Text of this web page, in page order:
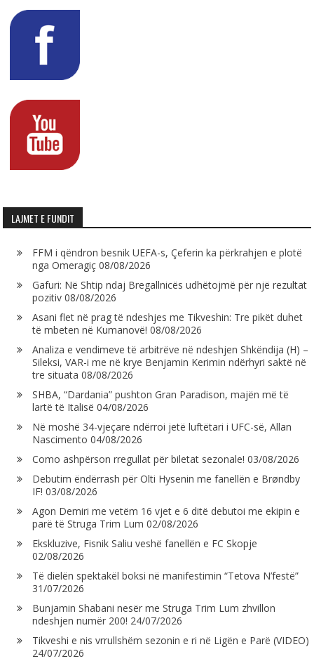
LAJMET E FUNDIT
FFM i qëndron besnik UEFA-s, Çeferin ka përkrahjen e plotë
nga Omeragiç 08/08/2026
Gafuri: Në Shtip ndaj Bregallnicës udhëtojmë për një rezultat
pozitiv 08/08/2026
Asani flet në prag të ndeshjes me Tikveshin: Tre pikët duhet
të mbeten në Kumanovë! 08/08/2026
Analiza e vendimeve të arbitrëve në ndeshjen Shkëndija (H) –
Sileksi, VAR-i me në krye Benjamin Kerimin ndërhyri saktë në
tre situata 08/08/2026
SHBA, “Dardania” pushton Gran Paradison, majën më të
lartë të Italisë 04/08/2026
Në moshë 34-vjeçare ndërroi jetë luftëtari i UFC-së, Allan
Nascimento 04/08/2026
Como ashpërson rregullat për biletat sezonale! 03/08/2026
Debutim ëndërrash për Olti Hysenin me fanellën e Brøndby
IF! 03/08/2026
Agon Demiri me vetëm 16 vjet e 6 ditë debutoi me ekipin e
parë të Struga Trim Lum 02/08/2026
Ekskluzive, Fisnik Saliu veshë fanellën e FC Skopje
02/08/2026
Të dielën spektakël boksi në manifestimin “Tetova N’festë”
31/07/2026
Bunjamin Shabani nesër me Struga Trim Lum zhvillon
ndeshjen numër 200! 24/07/2026
Tikveshi e nis vrrullshëm sezonin e ri në Ligën e Parë (VIDEO)
24/07/2026